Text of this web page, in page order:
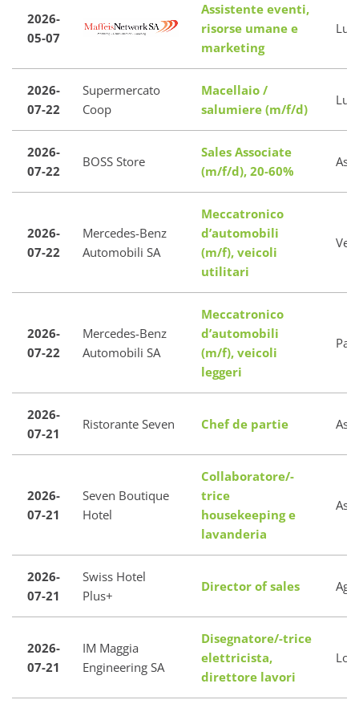
2026-
05-07
Assistente eventi,
risorse umane e
marketing
2026-
07-22
Supermercato
Coop
Macellaio /
salumiere (m/f/d)
2026-
07-22
BOSS Store
Sales Associate
(m/f/d), 20-60%
2026-
07-22
Mercedes-Benz
Automobili SA
Meccatronico
d’automobili
(m/f), veicoli
utilitari
2026-
07-22
Mercedes-Benz
Automobili SA
Meccatronico
d’automobili
(m/f), veicoli
leggeri
2026-
07-21
Ristorante Seven Chef de partie
2026-
07-21
Seven Boutique
Hotel
Collaboratore/-
trice
housekeeping e
lavanderia
2026-
07-21
Swiss Hotel
Plus+
Director of sales
2026-
07-21
IM Maggia
Engineering SA
Disegnatore/-trice
elettricista,
direttore lavori